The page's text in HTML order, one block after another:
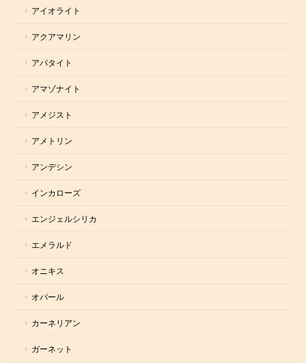
アイオライト
アクアマリン
アパタイト
アマゾナイト
アメジスト
アメトリン
アンデシン
インカローズ
エンジェルシリカ
エメラルド
オニキス
オパール
カーネリアン
ガーネット